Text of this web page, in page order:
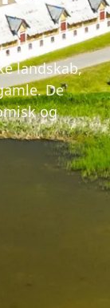
landskab,
De
og